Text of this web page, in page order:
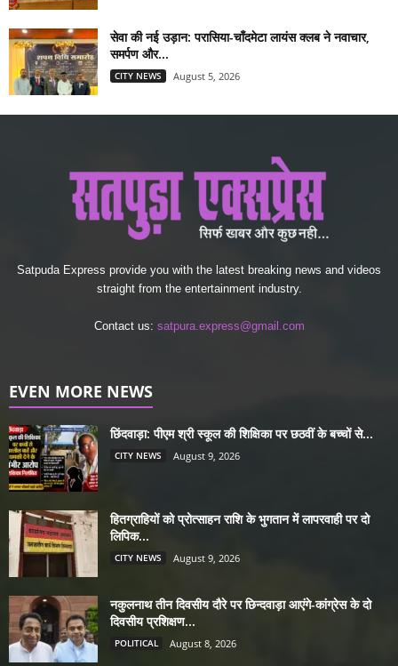
सेवा की नई उड़ान: परासिया-चाँदमेटा लायंस क्लब ने नवाचार,
समर्पण और...
CITY NEWS August 5, 2026
Satpuda Express provide you with the latest breaking news and videos
straight from the entertainment industry.
Contact us: satpura.express@gmail.com
EVEN MORE NEWS
छिंदवाड़ा: पीएम श्री स्कूल की शिक्षिका पर छठवीं के बच्चों से...
CITY NEWS August 9, 2026
हितग्राहियों को प्रोत्साहन राशि के भुगतान में लापरवाही पर दो
लिपिक...
CITY NEWS August 9, 2026
नकुलनाथ तीन दिवसीय दौरे पर छिन्दवाड़ा आएंगे-कांग्रेस के दो
दिवसीय प्रशिक्षण...
POLITICAL August 8, 2026